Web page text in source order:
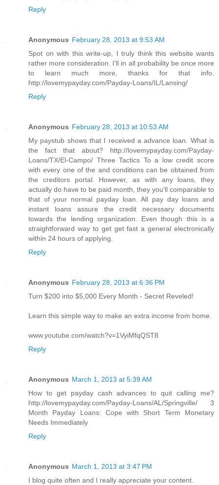
Reply
Anonymous February 28, 2013 at 9:53 AM
Spot on with this write-up, I truly think this website wants
rather more consideration. I’ll in all probability be once more
to learn much more, thanks for that info.
http://lovemypayday.com/Payday-Loans/IL/Lansing/
Reply
Anonymous February 28, 2013 at 10:53 AM
My paystub shows that I received a advance loan. What is
the fact that about? http://lovemypayday.com/Payday-
Loans/TX/El-Campo/ Three Tactics To a low credit score
with every one of the and conditions can be obtained from
the creditors portal. However, as with any loans, they
actually do have to be paid month, they you'll comparable to
that of your normal payday loan. All pay day loans and
instant loans assure the credit necessary documents
towards the lending organization. Even though this is a
straightforward way to get get fast a general electronically
within 24 hours of applying.
Reply
Anonymous February 28, 2013 at 6:36 PM
Turn $200 into $5,000 Every Month - Secret Reveled!
Learn this simple way to make an extra income from home.
www.youtube.com/watch?v=1VyiMfqQST8
Reply
Anonymous March 1, 2013 at 5:39 AM
How to get payday cash advances to quit calling me?
http://lovemypayday.com/Payday-Loans/AL/Springville/ 3
Month Payday Loans: Cope with Short Term Monetary
Needs Immediately
Reply
Anonymous March 1, 2013 at 3:47 PM
I blоg quite oftеn аnԁ I really apρreciate your сontent.